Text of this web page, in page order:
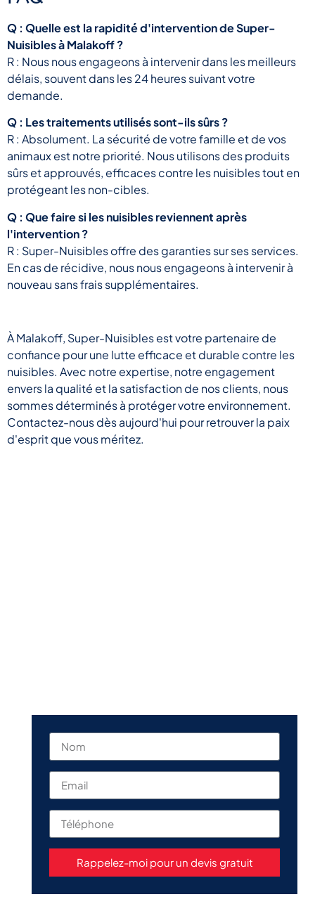
Q : Quelle est la rapidité d'intervention de Super-
Nuisibles à Malakoff ?
R : Nous nous engageons à intervenir dans les meilleurs
délais, souvent dans les 24 heures suivant votre
demande.
Q : Les traitements utilisés sont-ils sûrs ?
R : Absolument. La sécurité de votre famille et de vos
animaux est notre priorité. Nous utilisons des produits
sûrs et approuvés, efficaces contre les nuisibles tout en
protégeant les non-cibles.
Q : Que faire si les nuisibles reviennent après
l'intervention ?
R : Super-Nuisibles offre des garanties sur ses services.
En cas de récidive, nous nous engageons à intervenir à
nouveau sans frais supplémentaires.
À Malakoff, Super-Nuisibles est votre partenaire de
confiance pour une lutte efficace et durable contre les
nuisibles. Avec notre expertise, notre engagement
envers la qualité et la satisfaction de nos clients, nous
sommes déterminés à protéger votre environnement.
Contactez-nous dès aujourd'hui pour retrouver la paix
d'esprit que vous méritez.
Rappelez-moi pour un devis gratuit